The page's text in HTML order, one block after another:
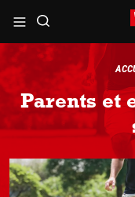
Parents et